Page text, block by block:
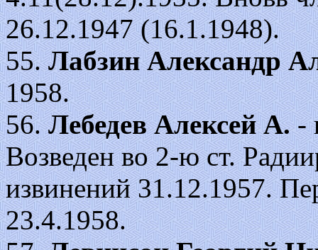
26.12.1947 (16.1.1948).
55.Лабзин Александр
1958.
56.Лебедев Алексей А.-
Возведен во 2-ю ст.
извинений 31.12.1957.
23.4.1958.